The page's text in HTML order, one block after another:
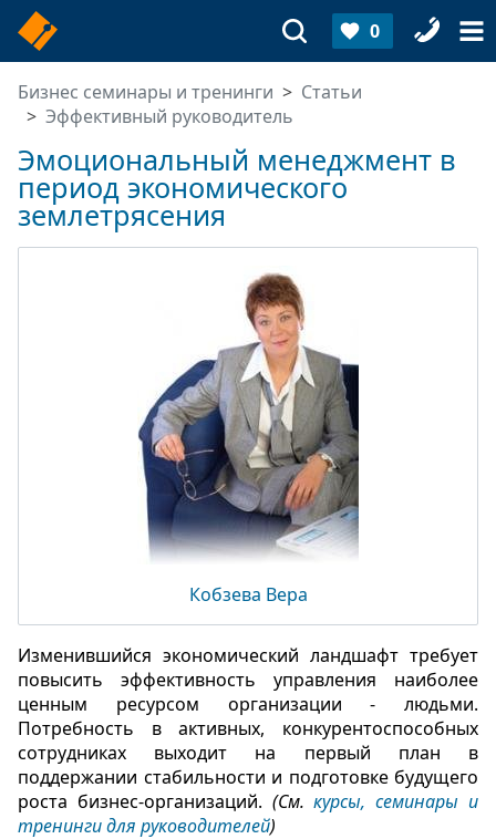
0
Бизнес семинары и тренинги
Статьи
Эффективный руководитель
Эмоциональный менеджмент в
период экономического
землетрясения
Кобзева Вера
Изменившийся экономический ландшафт требует
повысить эффективность управления наиболее
ценным ресурсом организации - людьми.
Потребность в активных, конкурентоспособных
сотрудниках выходит на первый план в
поддержании стабильности и подготовке будущего
роста бизнес-организаций. (См.курсы, семинары и
тренинги для руководителей)